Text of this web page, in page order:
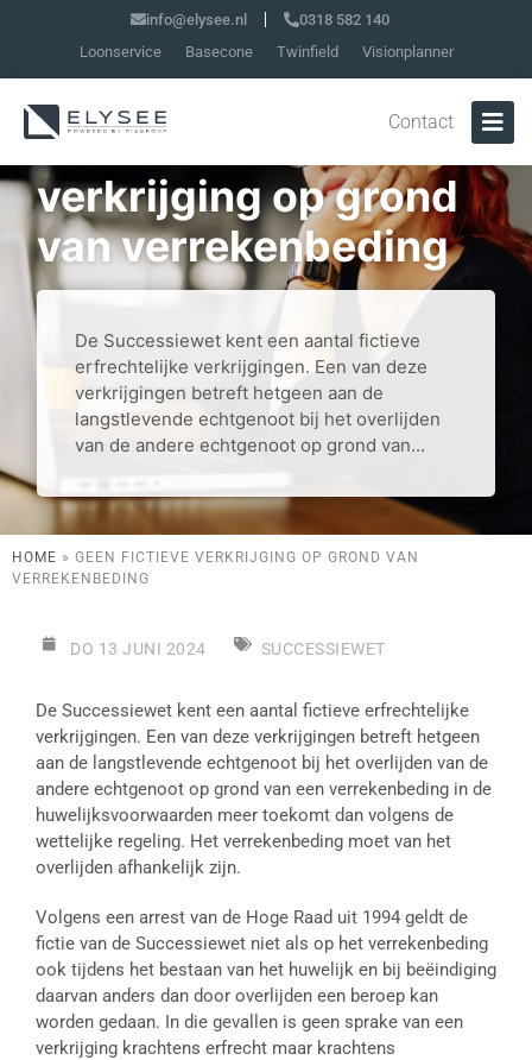
info@elysee.nl
0318 582 140
Loonservice
Basecone Twinfield Visionplanner
Contact
Geen fictieve
verkrijging op grond
van verrekenbeding
De Successiewet kent een aantal fictieve
erfrechtelijke verkrijgingen. Een van deze
verkrijgingen betreft hetgeen aan de
langstlevende echtgenoot bij het overlijden
van de andere echtgenoot op grond van...
HOME » GEEN FICTIEVE VERKRIJGING OP GROND VAN
VERREKENBEDING
DO 13 JUNI 2024 SUCCESSIEWET
De Successiewet kent een aantal fictieve erfrechtelijke
verkrijgingen. Een van deze verkrijgingen betreft hetgeen
aan de langstlevende echtgenoot bij het overlijden van de
andere echtgenoot op grond van een verrekenbeding in de
huwelijksvoorwaarden meer toekomt dan volgens de
wettelijke regeling. Het verrekenbeding moet van het
overlijden afhankelijk zijn.
Volgens een arrest van de Hoge Raad uit 1994 geldt de
fictie van de Successiewet niet als op het verrekenbeding
ook tijdens het bestaan van het huwelijk en bij beëindiging
daarvan anders dan door overlijden een beroep kan
worden gedaan. In die gevallen is geen sprake van een
verkrijging krachtens erfrecht maar krachtens